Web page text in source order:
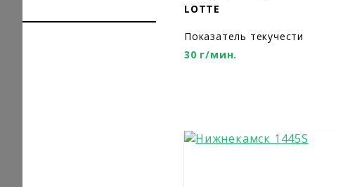
LOTTE
Показатель текучести
30 г/мин.